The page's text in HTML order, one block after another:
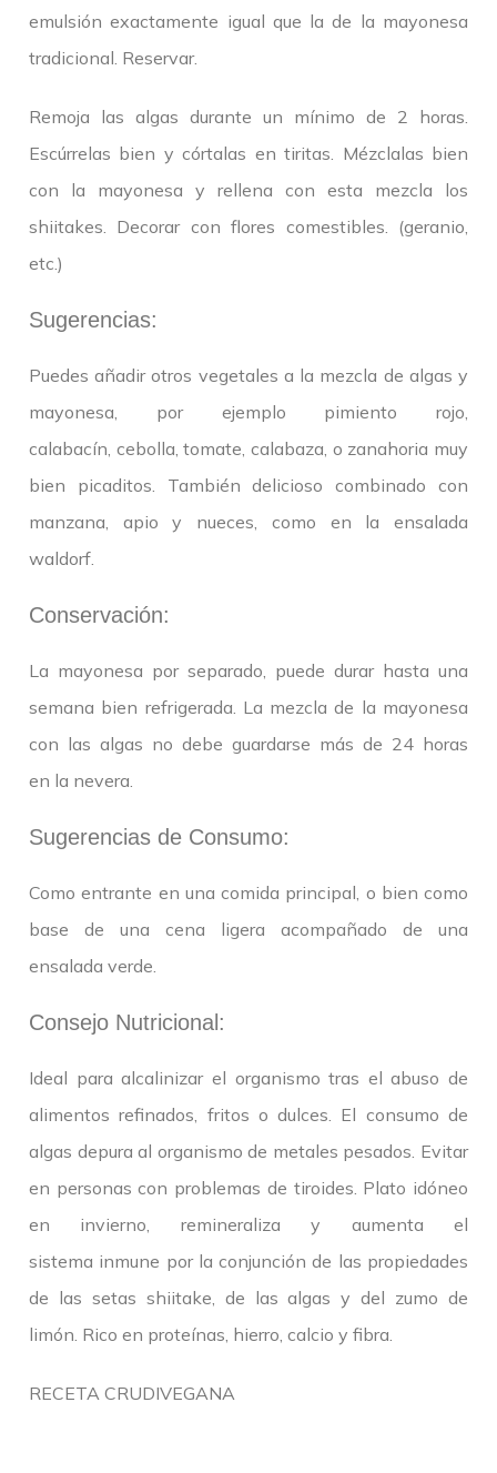
emulsión exactamente igual que la de la mayonesa
tradicional. Reservar.
Remoja las algas durante un mínimo de 2 horas.
Escúrrelas bien y córtalas en tiritas. Mézclalas bien
con la mayonesa y rellena con esta mezcla los
shiitakes. Decorar con flores comestibles. (geranio,
etc.)
Sugerencias:
Puedes añadir otros vegetales a la mezcla de algas y
mayonesa, por ejemplo pimiento rojo,
calabacín, cebolla, tomate, calabaza, o zanahoria muy
bien picaditos. También delicioso combinado con
manzana, apio y nueces, como en la ensalada
waldorf.
Conservación:
La mayonesa por separado, puede durar hasta una
semana bien refrigerada. La mezcla de la mayonesa
con las algas no debe guardarse más de 24 horas
en la nevera.
Sugerencias de Consumo:
Como entrante en una comida principal, o bien como
base de una cena ligera acompañado de una
ensalada verde.
Consejo Nutricional:
Ideal para alcalinizar el organismo tras el abuso de
alimentos refinados, fritos o dulces. El consumo de
algas depura al organismo de metales pesados. Evitar
en personas con problemas de tiroides. Plato idóneo
en invierno, remineraliza y aumenta el
sistema inmune por la conjunción de las propiedades
de las setas shiitake, de las algas y del zumo de
limón. Rico en proteínas, hierro, calcio y fibra.
RECETA CRUDIVEGANA